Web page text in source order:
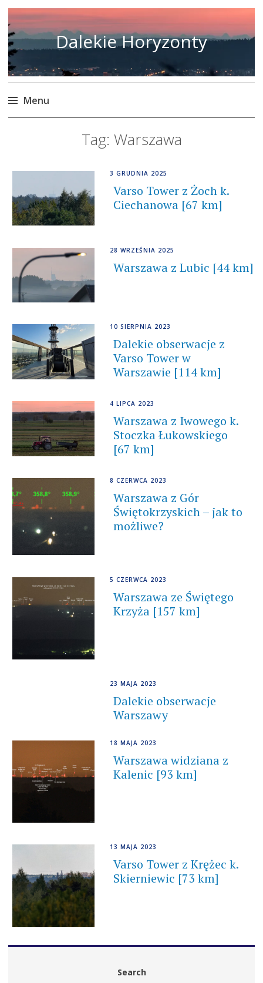
Dalekie Horyzonty
Menu
Tag: Warszawa
3 GRUDNIA 2025
Varso Tower z Żoch k.
Ciechanowa [67 km]
28 WRZEŚNIA 2025
Warszawa z Lubic [44 km]
10 SIERPNIA 2023
Dalekie obserwacje z
Varso Tower w
Warszawie [114 km]
4 LIPCA 2023
Warszawa z Iwowego k.
Stoczka Łukowskiego
[67 km]
8 CZERWCA 2023
Warszawa z Gór
Świętokrzyskich – jak to
możliwe?
5 CZERWCA 2023
Warszawa ze Świętego
Krzyża [157 km]
23 MAJA 2023
Dalekie obserwacje
Warszawy
18 MAJA 2023
Warszawa widziana z
Kalenic [93 km]
13 MAJA 2023
Varso Tower z Krężec k.
Skierniewic [73 km]
Search